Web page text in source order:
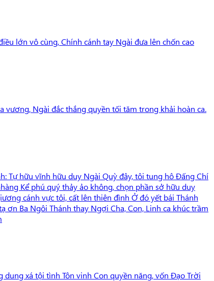
lớn vô cùng, Chính cánh tay Ngài đưa lên chốn cao
vương, Ngài đắc thắng quyền tối tăm trong khải hoàn ca.
Tự hữu vĩnh hữu duy Ngài Quỳ đây, tôi tung hô Đấng Chí
Kể phú quý thảy ảo không, chọn phần sở hữu duy
cánh vực tôi, cất lên thiên đình Ở đó yết bái Thánh
Ba Ngôi Thánh thay Ngợi Cha, Con, Linh ca khúc trầm
xá tội tình Tôn vinh Con quyền năng, vốn Đạo Trời